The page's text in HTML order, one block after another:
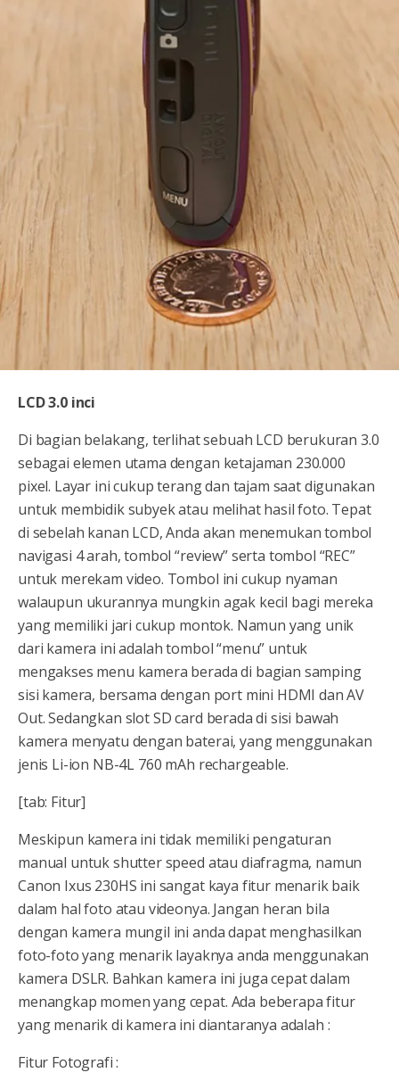
LCD 3.0 inci
Di bagian belakang, terlihat sebuah LCD berukuran 3.0
sebagai elemen utama dengan ketajaman 230.000
pixel. Layar ini cukup terang dan tajam saat digunakan
untuk membidik subyek atau melihat hasil foto. Tepat
di sebelah kanan LCD, Anda akan menemukan tombol
navigasi 4 arah, tombol “review” serta tombol “REC”
untuk merekam video. Tombol ini cukup nyaman
walaupun ukurannya mungkin agak kecil bagi mereka
yang memiliki jari cukup montok. Namun yang unik
dari kamera ini adalah tombol “menu” untuk
mengakses menu kamera berada di bagian samping
sisi kamera, bersama dengan port mini HDMI dan AV
Out. Sedangkan slot SD card berada di sisi bawah
kamera menyatu dengan baterai, yang menggunakan
jenis Li-ion NB-4L 760 mAh rechargeable.
[tab: Fitur]
Meskipun kamera ini tidak memiliki pengaturan
manual untuk shutter speed atau diafragma, namun
Canon Ixus 230HS ini sangat kaya fitur menarik baik
dalam hal foto atau videonya. Jangan heran bila
dengan kamera mungil ini anda dapat menghasilkan
foto-foto yang menarik layaknya anda menggunakan
kamera DSLR. Bahkan kamera ini juga cepat dalam
menangkap momen yang cepat. Ada beberapa fitur
yang menarik di kamera ini diantaranya adalah :
Fitur Fotografi :